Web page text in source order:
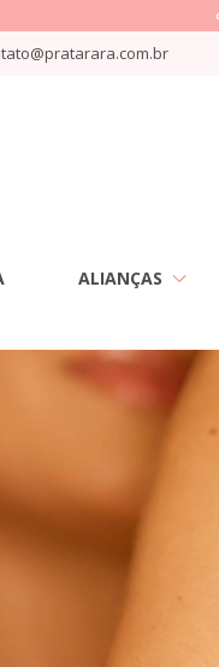
ALIANÇAS